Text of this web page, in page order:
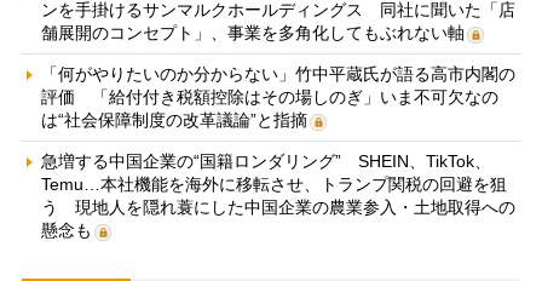
ンを手掛けるサンマルクホールディングス 同社に聞いた「店
舗展開のコンセプト」、事業を多角化してもぶれない軸
「何がやりたいのか分からない」竹中平蔵氏が語る高市内閣の
評価 「給付付き税額控除はその場しのぎ」いま不可欠なの
は“社会保障制度の改革議論”と指摘
急増する中国企業の“国籍ロンダリング” SHEIN、TikTok、
Temu…本社機能を海外に移転させ、トランプ関税の回避を狙
う 現地人を隠れ蓑にした中国企業の農業参入・土地取得への
懸念も